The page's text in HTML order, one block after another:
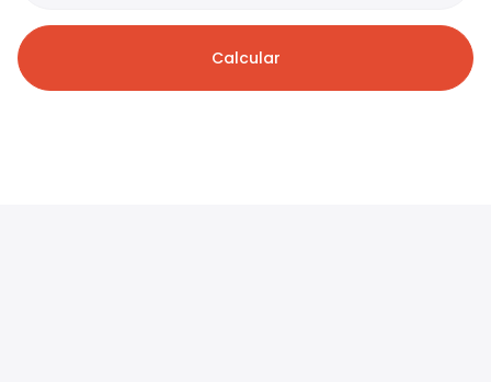
Calcular